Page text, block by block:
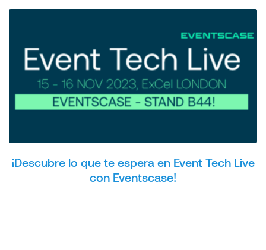
¡Descubre lo que te espera en Event Tech Live
con Eventscase!